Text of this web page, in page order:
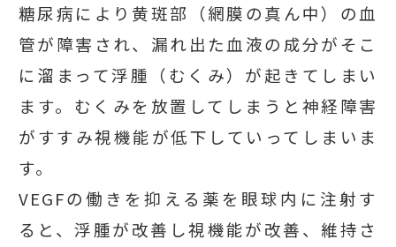
糖尿病により黄斑部（網膜の真ん中）の血
管が障害され、漏れ出た血液の成分がそこ
に溜まって浮腫（むくみ）が起きてしまい
ます。むくみを放置してしまうと神経障害
がすすみ視機能が低下していってしまいま
す。
VEGFの働きを抑える薬を眼球内に注射す
ると、浮腫が改善し視機能が改善、維持さ